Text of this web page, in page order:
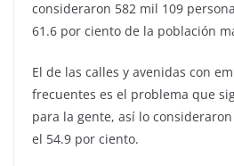
consideraron 582 mil 109
61.6 por ciento de la población
El de las calles y avenidas con
frecuentes es el problema que
para la gente, así lo
el 54.9 por ciento.